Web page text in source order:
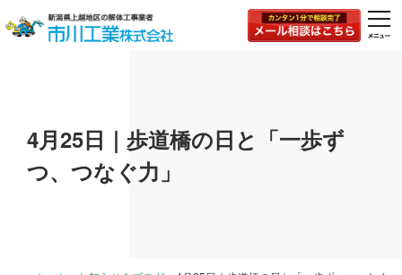
4月25日｜歩道橋の日と「一歩ず
つ、つなぐ力」